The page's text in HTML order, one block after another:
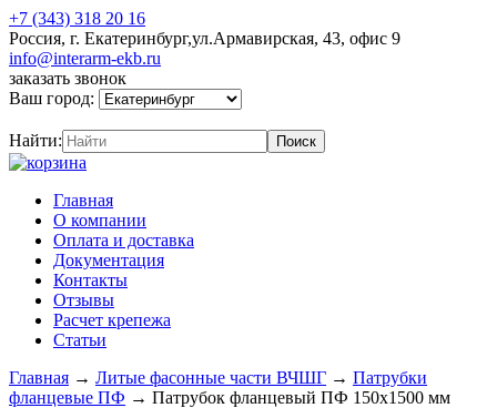
+7 (343) 318 20 16
Россия, г. Екатеринбург,ул.Армавирская, 43, офис 9
info@interarm-ekb.ru
заказать звонок
Ваш город:
Найти:
Главная
О компании
Оплата и доставка
Документация
Контакты
Отзывы
Расчет крепежа
Статьи
Главная → Литые фасонные части ВЧШГ → Патрубки
фланцевые ПФ → Патрубок фланцевый ПФ 150х1500 мм